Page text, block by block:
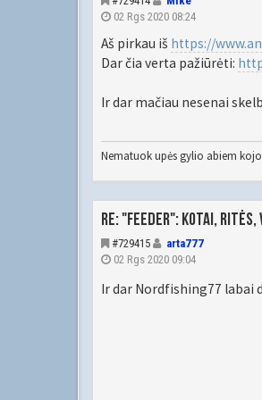
02 Rgs 2020 08:24
Aš pirkau iš https://
Dar čia verta pažiūrėti:
Ir dar mačiau nesenai
Nematuok upės gylio abiem
Re: "Feeder": kotai,
#729415
arta777
02 Rgs 2020 09:04
Ir dar Nordfishing77 labai